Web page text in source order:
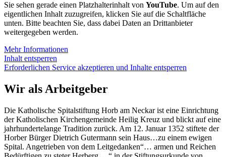
Sie sehen gerade einen Platzhalterinhalt von YouTube. Um auf den
eigentlichen Inhalt zuzugreifen, klicken Sie auf die Schaltfläche
unten. Bitte beachten Sie, dass dabei Daten an Drittanbieter
weitergegeben werden.
Mehr Informationen
Inhalt entsperren
Erforderlichen Service akzeptieren und Inhalte entsperren
Wir als Arbeitgeber
Die Katholische Spitalstiftung Horb am Neckar ist eine Einrichtung
der Katholischen Kirchengemeinde Heilig Kreuz und blickt auf eine
jahrhundertelange Tradition zurück. Am 12. Januar 1352 stiftete der
Horber Bürger Dietrich Gutermann sein Haus…zu einem ewigen
Spital. Angetrieben von dem Leitgedanken“… armen und Reichen